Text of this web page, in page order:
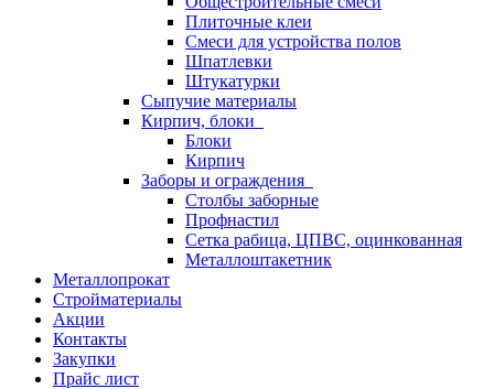
Плиточные клеи
Смеси для устройства полов
Шпатлевки
Штукатурки
Сыпучие материалы
Кирпич, блоки
Блоки
Кирпич
Заборы и ограждения
Столбы заборные
Профнастил
Сетка рабица, ЦПВС, оцинкованная
Металлоштакетник
Металлопрокат
Стройматериалы
Акции
Контакты
Закупки
Прайс лист